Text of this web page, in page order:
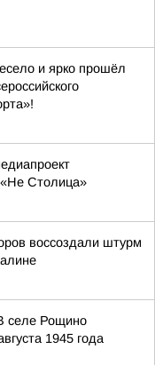
и ярко прошёл
Столица»
воссоздали штурм
селе Рощино
1945 года